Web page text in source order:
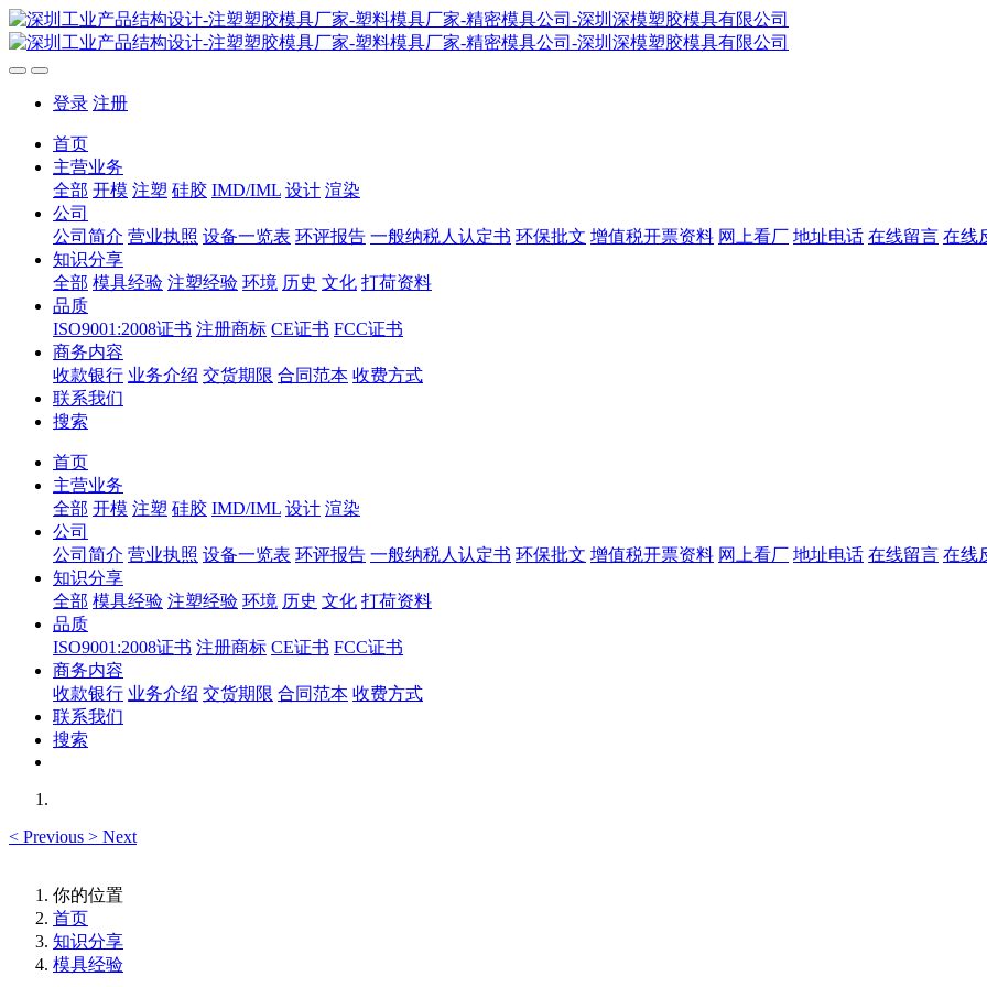
登录 注册
首页
主营业务
全部 开模 注塑 硅胶 IMD/IML 设计 渲染
公司
公司简介 营业执照 设备一览表 环评报告 一般纳税人认定书 环保批文 增值税开票资料 网上看厂 地址电话 在线留言 在线
知识分享
全部 模具经验 注塑经验 环境 历史 文化 打荷资料
品质
ISO9001:2008证书 注册商标 CE证书 FCC证书
商务内容
收款银行 业务介绍 交货期限 合同范本 收费方式
联系我们
搜索
首页
主营业务
全部 开模 注塑 硅胶 IMD/IML 设计 渲染
公司
公司简介 营业执照 设备一览表 环评报告 一般纳税人认定书 环保批文 增值税开票资料 网上看厂 地址电话 在线留言 在线
知识分享
全部 模具经验 注塑经验 环境 历史 文化 打荷资料
品质
ISO9001:2008证书 注册商标 CE证书 FCC证书
商务内容
收款银行 业务介绍 交货期限 合同范本 收费方式
联系我们
搜索
< Previous > Next
你的位置
首页
知识分享
模具经验